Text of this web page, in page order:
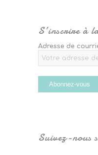
S’inscrire à
Adresse de
Suivez-nous